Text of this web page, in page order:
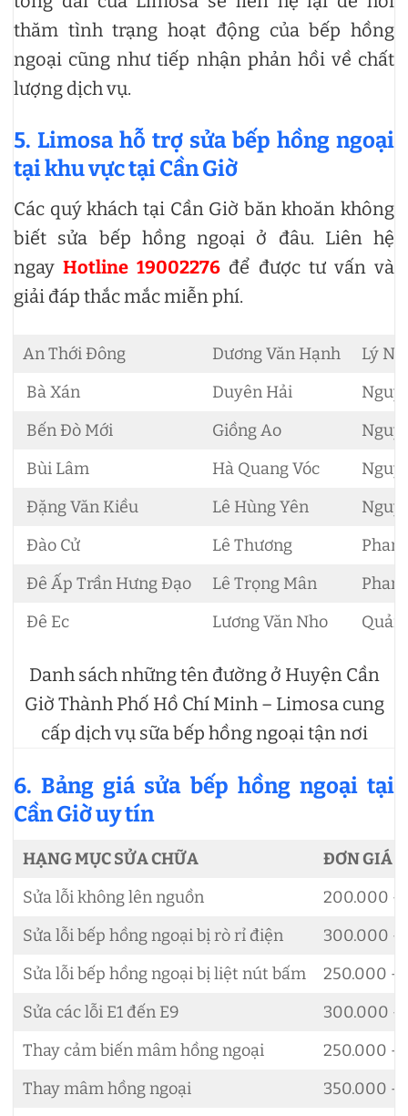
thăm tình trạng hoạt động của bếp hồng
ngoại cũng như tiếp nhận phản hồi về chất
lượng dịch vụ.
5. Limosa hỗ trợ sửa bếp hồng ngoại
tại khu vực tại Cần Giờ
Các quý khách tại Cần Giờ băn khoăn không
biết sửa bếp hồng ngoại ở đâu. Liên hệ
ngay Hotline 19002276 để được tư vấn và
giải đáp thắc mắc miễn phí.
An Thới Đông Dương Văn Hạnh
Lý
Bà Xán
Duyên Hải
Bến Đò Mới
Giồng Ao
Bùi Lâm
Hà Quang Vóc
Đặng Văn Kiều
Lê Hùng Yên
Đào Cử
Lê Thương
Phan
Đê Ấp Trần Hưng Đạo
Lê Trọng Mân
Phan
Đê Ec
Lương Văn Nho
Danh sách những tên đường ở Huyện Cần
Giờ Thành Phố Hồ Chí Minh – Limosa cung
cấp dịch vụ sữa bếp hồng ngoại tận nơi
6. Bảng giá sửa bếp hồng ngoại tại
Cần Giờ uy tín
HẠNG MỤC SỬA CHỮA
ĐƠN GIÁ
Sửa lỗi không lên nguồn
200.000 –
Sửa lỗi bếp hồng ngoại bị rò rỉ điện
300.000
Sửa lỗi bếp hồng ngoại bị liệt nút bấm
250.000 –
Sửa các lỗi E1 đến E9
300.000 –
Thay cảm biến mâm hồng ngoại
250.000 –
Thay mâm hồng ngoại
350.000 –